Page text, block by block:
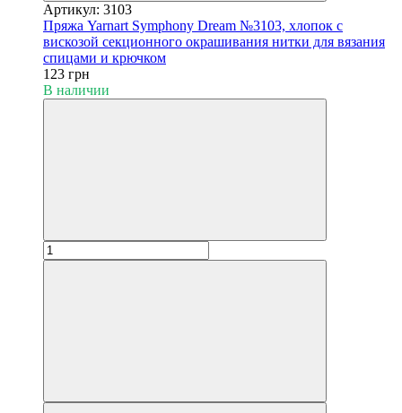
Артикул: 3103
Пряжа Yarnart Symphony Dream №3103, хлопок с
вискозой секционного окрашивания нитки для вязания
спицами и крючком
123 грн
В наличии